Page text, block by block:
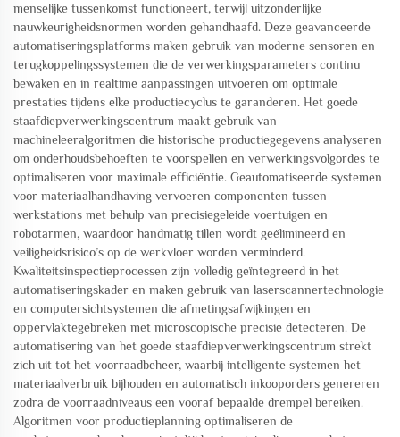
menselijke tussenkomst functioneert, terwijl uitzonderlijke
nauwkeurigheidsnormen worden gehandhaafd. Deze geavanceerde
automatiseringsplatforms maken gebruik van moderne sensoren en
terugkoppelingssystemen die de verwerkingsparameters continu
bewaken en in realtime aanpassingen uitvoeren om optimale
prestaties tijdens elke productiecyclus te garanderen. Het goede
staafdiepverwerkingscentrum maakt gebruik van
machineleeralgoritmen die historische productiegegevens analyseren
om onderhoudsbehoeften te voorspellen en verwerkingsvolgordes te
optimaliseren voor maximale efficiëntie. Geautomatiseerde systemen
voor materiaalhandhaving vervoeren componenten tussen
werkstations met behulp van precisiegeleide voertuigen en
robotarmen, waardoor handmatig tillen wordt geëlimineerd en
veiligheidsrisico’s op de werkvloer worden verminderd.
Kwaliteitsinspectieprocessen zijn volledig geïntegreerd in het
automatiseringskader en maken gebruik van laserscannertechnologie
en computersichtsystemen die afmetingsafwijkingen en
oppervlaktegebreken met microscopische precisie detecteren. De
automatisering van het goede staafdiepverwerkingscentrum strekt
zich uit tot het voorraadbeheer, waarbij intelligente systemen het
materiaalverbruik bijhouden en automatisch inkooporders genereren
zodra de voorraadniveaus een vooraf bepaalde drempel bereiken.
Algoritmen voor productieplanning optimaliseren de